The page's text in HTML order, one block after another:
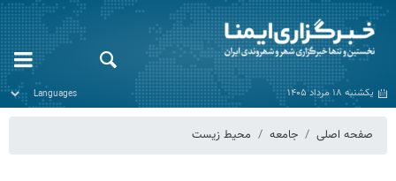
یکشنبه ۱۸ مرداد ۱۴۰۵
صفحه اصلی جامعه محیط زیست